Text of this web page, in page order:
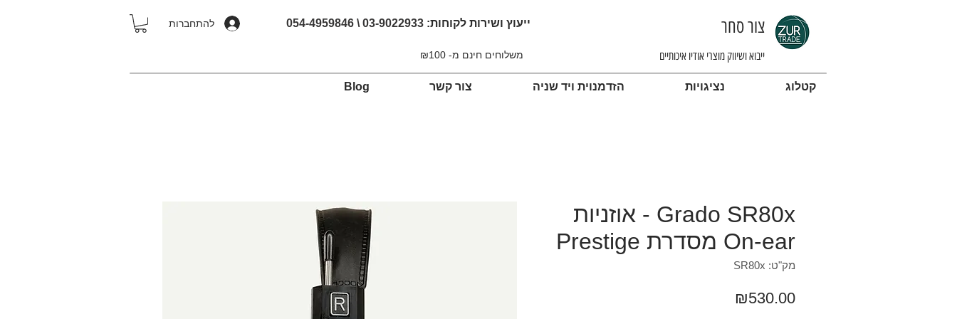
להתחברות ייעוץ ושירות לקוחות: 03-9022933 \ 054-4959846
משלוחים חינם מ- ₪100
צור סחר
ייבוא ושיווק מוצרי אודיו איכותיים
קטלוג נציגויות הזדמנוית ויד שניה צור קשר Blog
Grado SR80x - אוזניות
On-ear מסדרת Prestige
מק"ט: SR80x
₪530.00